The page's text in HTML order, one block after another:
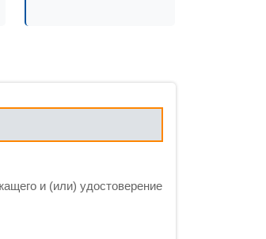
и (или) удостоверение